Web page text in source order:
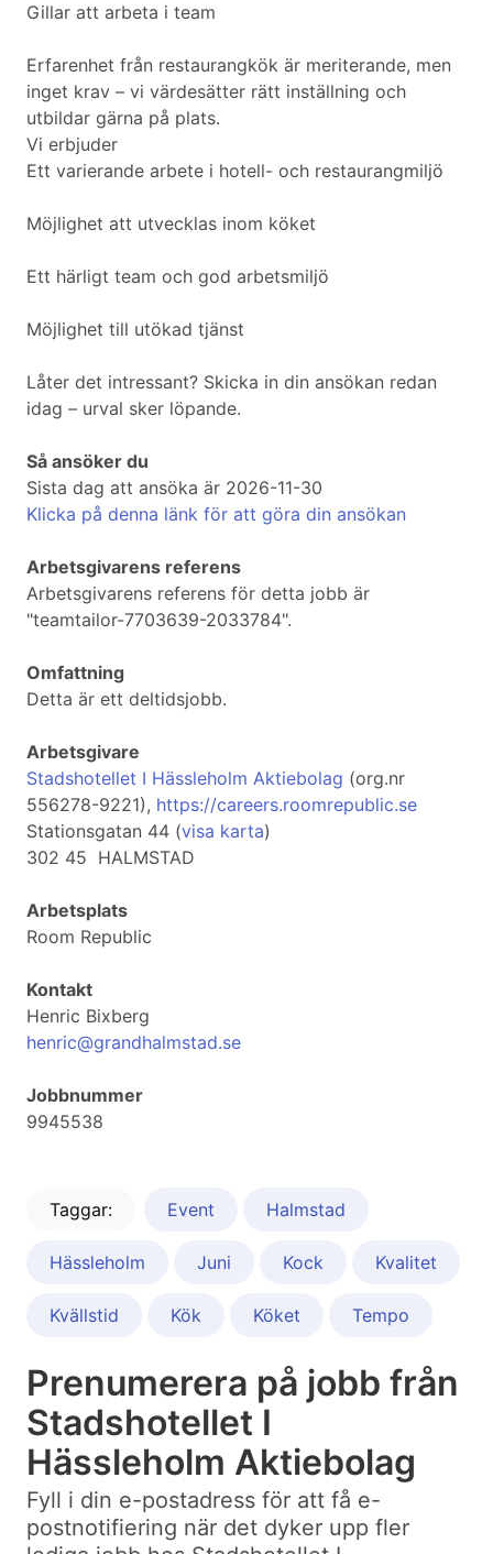
Gillar att arbeta i team
Erfarenhet från restaurangkök är meriterande, men
inget krav – vi värdesätter rätt inställning och
utbildar gärna på plats.
Vi erbjuder
Ett varierande arbete i hotell- och restaurangmiljö
Möjlighet att utvecklas inom köket
Ett härligt team och god arbetsmiljö
Möjlighet till utökad tjänst
Låter det intressant? Skicka in din ansökan redan
idag – urval sker löpande.
Så ansöker du
Sista dag att ansöka är 2026-11-30
Klicka på denna länk för att göra din ansökan
Arbetsgivarens referens
Arbetsgivarens referens för detta jobb är
"teamtailor-7703639-2033784".
Omfattning
Detta är ett deltidsjobb.
Arbetsgivare
Stadshotellet I Hässleholm Aktiebolag (org.nr
556278-9221), https://careers.roomrepublic.se
Stationsgatan 44 (visa karta)
302 45 HALMSTAD
Arbetsplats
Room Republic
Kontakt
Henric Bixberg
henric@grandhalmstad.se
Jobbnummer
9945538
Taggar: Event Halmstad
Hässleholm Juni Kock Kvalitet
Kvällstid Kök Köket Tempo
Prenumerera på jobb från
Stadshotellet I
Hässleholm Aktiebolag
Fyll i din e-postadress för att få e-
postnotifiering när det dyker upp fler